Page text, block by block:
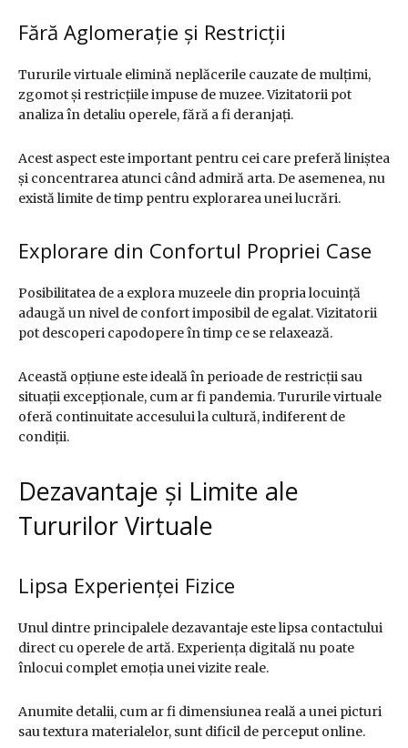
Fără Aglomerație și Restricții
Tururile virtuale elimină neplăcerile cauzate de mulțimi,
zgomot și restricțiile impuse de muzee. Vizitatorii pot
analiza în detaliu operele, fără a fi deranjați.
Acest aspect este important pentru cei care preferă liniștea
și concentrarea atunci când admiră arta. De asemenea, nu
există limite de timp pentru explorarea unei lucrări.
Explorare din Confortul Propriei Case
Posibilitatea de a explora muzeele din propria locuință
adaugă un nivel de confort imposibil de egalat. Vizitatorii
pot descoperi capodopere în timp ce se relaxează.
Această opțiune este ideală în perioade de restricții sau
situații excepționale, cum ar fi pandemia. Tururile virtuale
oferă continuitate accesului la cultură, indiferent de
condiții.
Dezavantaje și Limite ale
Tururilor Virtuale
Lipsa Experienței Fizice
Unul dintre principalele dezavantaje este lipsa contactului
direct cu operele de artă. Experiența digitală nu poate
înlocui complet emoția unei vizite reale.
Anumite detalii, cum ar fi dimensiunea reală a unei picturi
sau textura materialelor, sunt dificil de perceput online.